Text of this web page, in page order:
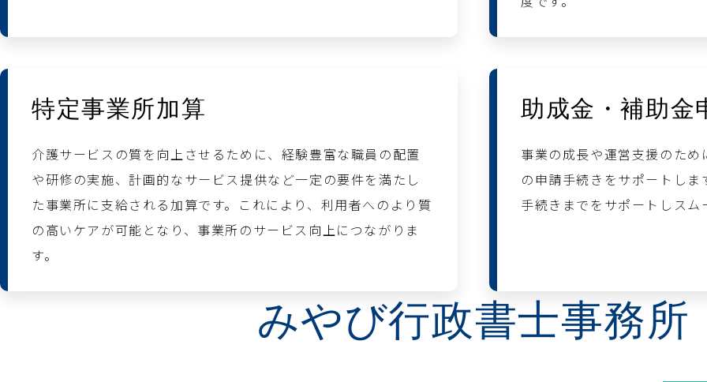
特定事業所加算
介護サービスの質を向上させるために、経験豊富な職員の配置
や研修の実施、計画的なサービス提供など一定の要件を満たし
た事業所に支給される加算です。これにより、利用者へのより質
の高いケアが可能となり、事業所のサービス向上につながりま
す。
助成金・補助金
事業の成長や運営支援のた
の申請手続きをサポートし
手続きまでをサポートしス
みやび行政書士事務所